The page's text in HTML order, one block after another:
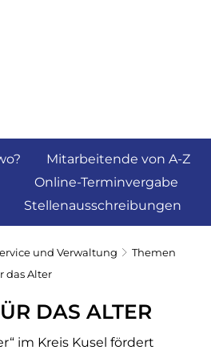
Mitarbeitende von A-Z
Online-Terminvergabe
Stellenausschreibungen
und Verwaltung
Themen
das Alter
DAS ALTER
im Kreis Kusel fördert